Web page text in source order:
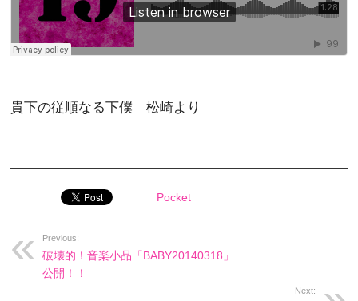
貴下の従順なる下僕 松崎より
Pocket
Previous:
破壊的！音楽小品「BABY20140318」
公開！！
Next: